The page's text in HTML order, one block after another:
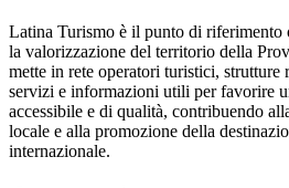
Latina Turismo è il punto di riferimento
la valorizzazione del territorio della
mette in rete operatori turistici, strutture
servizi e informazioni utili per favorire
accessibile e di qualità, contribuendo
locale e alla promozione della
internazionale.